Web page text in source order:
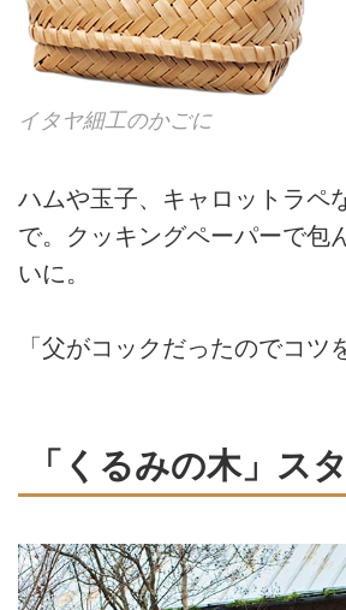
イタヤ細工のかごに
ハムや玉子、キャロットラペ
で。クッキングペーパーで包
いに。
「父がコックだったのでコツ
「くるみの木」ス